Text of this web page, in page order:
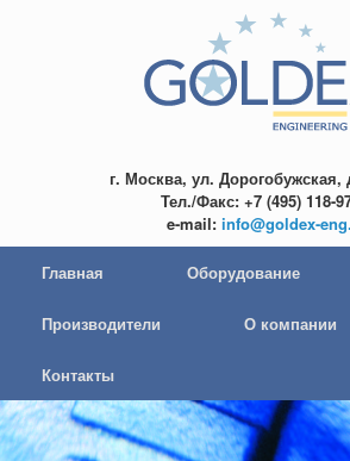
г. Москва, ул. Дорогобужская,
Тел./Факс: +7 (495) 118-
e-mail: info@goldex-
Главная Оборудование
Производители О компании
Контакты